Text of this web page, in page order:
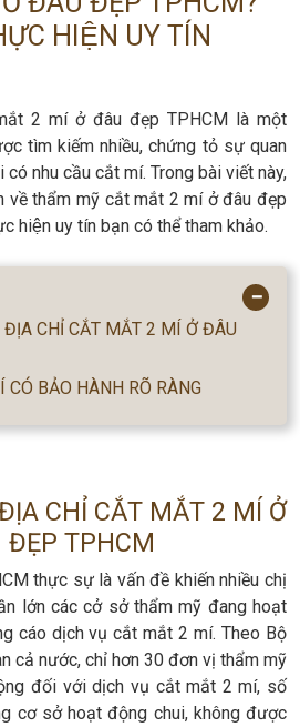
HIỆN UY TÍN
2 mí ở đâu đẹp TPHCM là một
tìm kiếm nhiều, chứng tỏ sự quan
nhu cầu cắt mí. Trong bài viết này,
về thẩm mỹ cắt mắt 2 mí ở đâu đẹp
hiện uy tín bạn có thể tham khảo.
−
CHỈ CẮT MẮT 2 MÍ Ở ĐÂU
BẢO HÀNH RÕ RÀNG
CHỈ CẮT MẮT 2 MÍ Ở
ĐẸP TPHCM
thực sự là vấn đề khiến nhiều chị
lớn các cở sở thẩm mỹ đang hoạt
cáo dịch vụ cắt mắt 2 mí. Theo Bộ
cả nước, chỉ hơn 30 đơn vị thẩm mỹ
đối với dịch vụ cắt mắt 2 mí, số
cơ sở hoạt động chui, không được